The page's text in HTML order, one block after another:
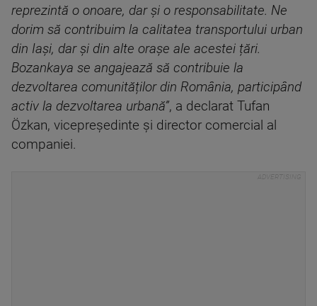
reprezintă o onoare, dar și o responsabilitate. Ne
dorim să contribuim la calitatea transportului urban
din Iași, dar și din alte orașe ale acestei țări.
Bozankaya se angajează să contribuie la
dezvoltarea comunităților din România, participând
activ la dezvoltarea urbană”, a declarat Tufan
Özkan, vicepreședinte și director comercial al
companiei.